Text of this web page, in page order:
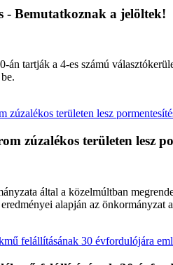
- Bemutatkoznak a jelöltek!
án tartják a 4-es számú
zúzalékos területen lesz
által a közelmúltban
alapján az önkormányzat